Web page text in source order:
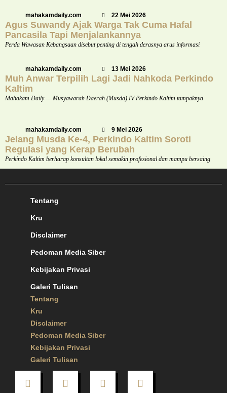
mahakamdaily.com 22 Mei 2026
Agus Suwandy Ajak Warga Tak Cuma Hafal
Pancasila Tapi Menjalankannya
Perda Wawasan Kebangsaan disebut penting di tengah derasnya arus informasi
mahakamdaily.com 13 Mei 2026
Muh Anwar Terpilih Lagi Jadi Nahkoda Perkindo
Kaltim
Mahakam Daily — Musyawarah Daerah (Musda) IV Perkindo Kaltim tampaknya
mahakamdaily.com 9 Mei 2026
Jelang Musda Ke-4, Perkindo Kaltim Soroti
Regulasi yang Kerap Berubah
Perkindo Kaltim berharap konsultan lokal semakin profesional dan mampu bersaing
Tentang
Kru
Disclaimer
Pedoman Media Siber
Kebijakan Privasi
Galeri Tulisan
Tentang
Kru
Disclaimer
Pedoman Media Siber
Kebijakan Privasi
Galeri Tulisan